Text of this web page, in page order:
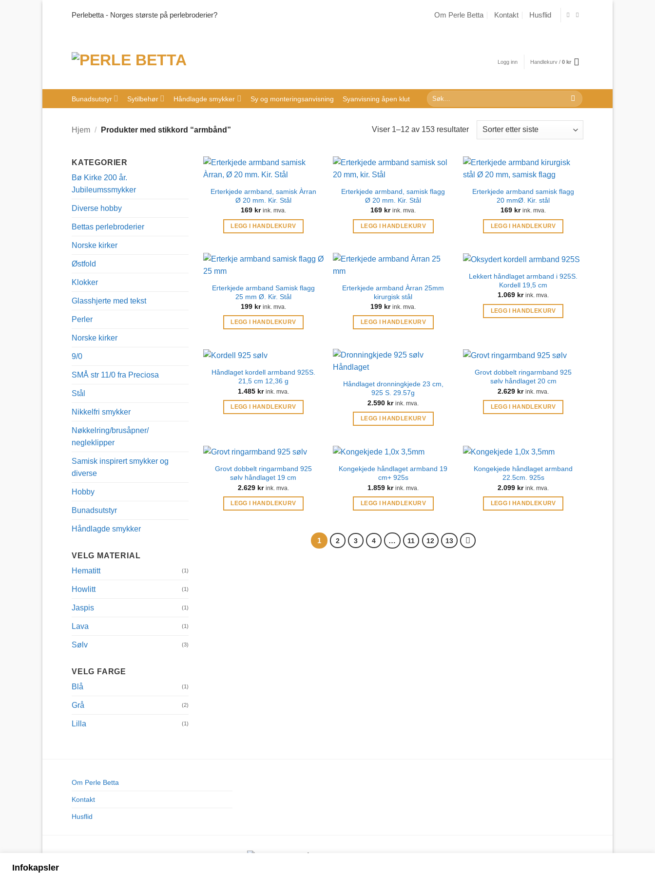
Infokapsler
Perlebetta - Norges største på perlebroderier? Om Perle Betta Kontakt Husflid
Logg inn Handlekurv / 0 kr
Bunadsutstyr Sytilbehør Håndlagde smykker Sy og monteringsanvisning Syanvisning åpen klut
Søk
etter:
Hjem / Produkter med stikkord “armbånd” Viser 1–12 av 153 resultaterSortert
etter
KATEGORIER
Bø Kirke 200 år.
Jubileumssmykker
Diverse hobby
Bettas perlebroderier
Norske kirker
Østfold
Klokker
Glasshjerte med tekst
Perler
Norske kirker
9/0
SMÅ str 11/0 fra Preciosa
Stål
Nikkelfri smykker
Nøkkelring/brusåpner/
negleklipper
Samisk inspirert smykker og
diverse
Hobby
Bunadsutstyr
Håndlagde smykker
VELG MATERIAL
Hematitt
(1)
Howlitt (1)
Jaspis (1)
Lava (1)
Sølv (3)
VELG FARGE
Blå
(1)
Grå (2)
Lilla (1)
Erterkjede armband, samisk Àrran
Ø 20 mm. Kir. Stål
169 kr ink. mva.
LEGG I HANDLEKURV
Erterkjede armband, samisk flagg
Ø 20 mm. Kir. Stål
169 kr ink. mva.
LEGG I HANDLEKURV
Erterkjede armband samisk flagg
20 mmØ. Kir. stål
169 kr ink. mva.
LEGG I HANDLEKURV
Erterkjede armband Samisk flagg
25 mm Ø. Kir. Stål
199 kr ink. mva.
LEGG I HANDLEKURV
Erterkjede armband Àrran 25mm
kirurgisk stål
199 kr ink. mva.
LEGG I HANDLEKURV
Lekkert håndlaget armband i 925S.
Kordell 19,5 cm
1.069 kr ink. mva.
LEGG I HANDLEKURV
Håndlaget kordell armband 925S.
21,5 cm 12,36 g
1.485 kr ink. mva.
LEGG I HANDLEKURV
Håndlaget dronningkjede 23 cm,
925 S. 29.57g
2.590 kr ink. mva.
LEGG I HANDLEKURV
Grovt dobbelt ringarmband 925
sølv håndlaget 20 cm
2.629 kr ink. mva.
LEGG I HANDLEKURV
Grovt dobbelt ringarmband 925
sølv håndlaget 19 cm
2.629 kr ink. mva.
LEGG I HANDLEKURV
Kongekjede håndlaget armband 19
cm+ 925s
1.859 kr ink. mva.
LEGG I HANDLEKURV
Kongekjede håndlaget armband
22.5cm. 925s
2.099 kr ink. mva.
LEGG I HANDLEKURV
1 2 3 4 … 11 12 13
Om Perle Betta
Kontakt
Husflid